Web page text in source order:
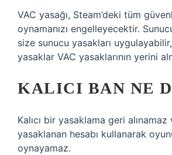
VAC yasağı, Steam’deki tüm
oynamanızı engelleyecektir.
size sunucu yasakları
yasaklar VAC yasaklarının yerini
KALICI BAN NE
Kalıcı bir yasaklama geri
yasaklanan hesabı kullanarak
oynayamaz.